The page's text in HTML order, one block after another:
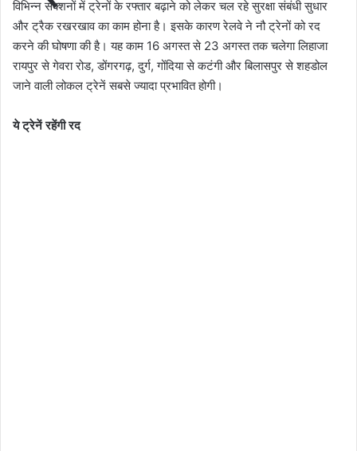
विभिन्न सेक्शनों में ट्रेनों के रफ्तार बढ़ाने को लेकर चल रहे सुरक्षा संबंधी सुधार
और ट्रैक रखरखाव का काम होना है। इसके कारण रेलवे ने नौ ट्रेनों को रद
करने की घोषणा की है। यह काम 16 अगस्त से 23 अगस्त तक चलेगा लिहाजा
रायपुर से गेवरा रोड, डोंगरगढ़, दुर्ग, गोंदिया से कटंगी और बिलासपुर से शहडोल
जाने वाली लोकल ट्रेनें सबसे ज्यादा प्रभावित होगी।
ये ट्रेनें रहेंगी रद